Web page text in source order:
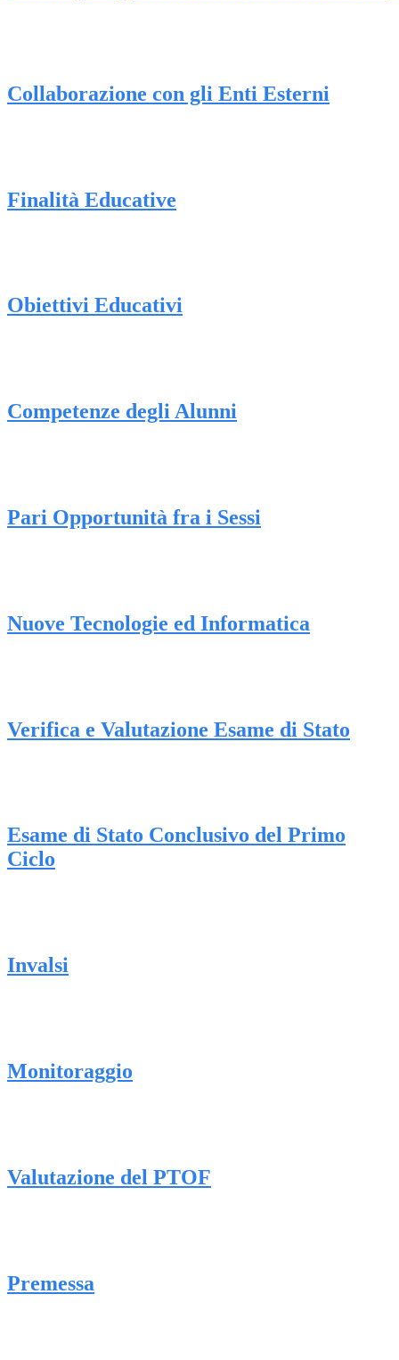
Collaborazione con gli Enti Esterni
Finalità Educative
Obiettivi Educativi
Competenze degli Alunni
Pari Opportunità fra i Sessi
Nuove Tecnologie ed Informatica
Verifica e Valutazione Esame di Stato
Esame di Stato Conclusivo del Primo
Ciclo
Invalsi
Monitoraggio
Valutazione del PTOF
Premessa